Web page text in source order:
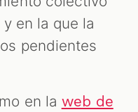
en la que la
pendientes
en la web de